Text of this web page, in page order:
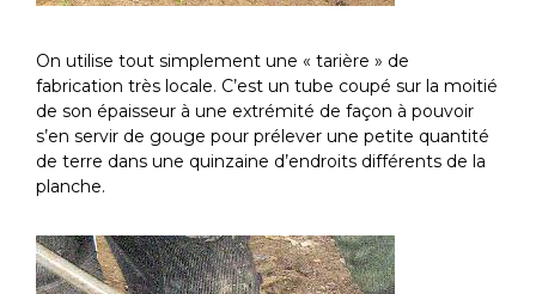
On utilise tout simplement une « tarière » de
fabrication très locale. C’est un tube coupé sur la moitié
de son épaisseur à une extrémité de façon à pouvoir
s’en servir de gouge pour prélever une petite quantité
de terre dans une quinzaine d’endroits différents de la
planche.